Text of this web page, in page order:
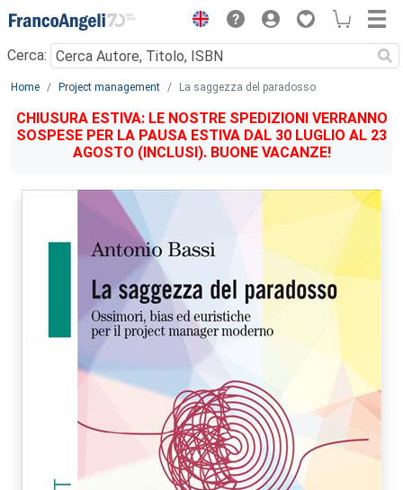
Menu
Cerca:
Main content
Home Project management La saggezza del paradosso
CHIUSURA ESTIVA: LE NOSTRE SPEDIZIONI VERRANNO
SOSPESE PER LA PAUSA ESTIVA DAL 30 LUGLIO AL 23
AGOSTO (INCLUSI). BUONE VACANZE!